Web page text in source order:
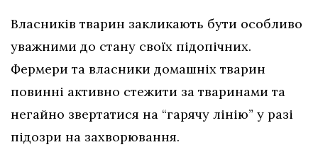
Власників тварин закликають бути особливо
уважними до стану своїх підопічних.
Фермери та власники домашніх тварин
повинні активно стежити за тваринами та
негайно звертатися на “гарячу лінію” у разі
підозри на захворювання.